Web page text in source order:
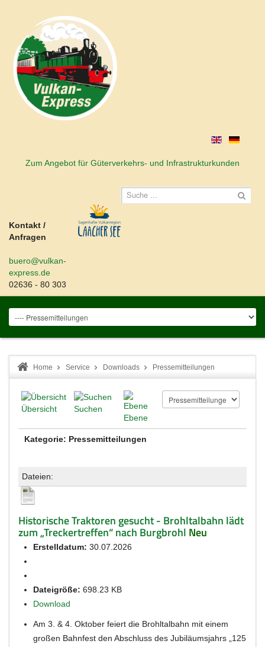
Zum Angebot für Güterverkehrs- und Infrastrukturkunden
Kontakt /
Anfragen
buero@vulkan-
express.de
02636 - 80 303
Home Service Downloads Pressemitteilungen
Übersicht
Suchen
Ebene
Kategorie: Pressemitteilungen
Dateien:
Historische Traktoren gesucht - Brohltalbahn lädt
zum „Treckertreffen“ nach Burgbrohl Neu
Erstelldatum: 30.07.2026
Dateigröße: 698.23 KB
Download
Am 3. & 4. Oktober feiert die Brohltalbahn mit einem
großen Bahnfest den Abschluss des Jubiläumsjahrs „125